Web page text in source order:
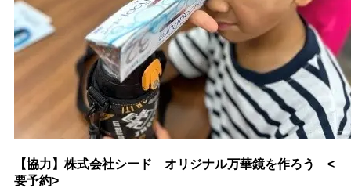
【協力】株式会社シード オリジナル万華鏡を作ろう <
要予約>